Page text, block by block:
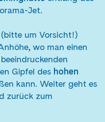
Jet.
um Vorsicht!)
wo man einen
Gipfel des hohen
kann. Weiter geht es
zurück zum